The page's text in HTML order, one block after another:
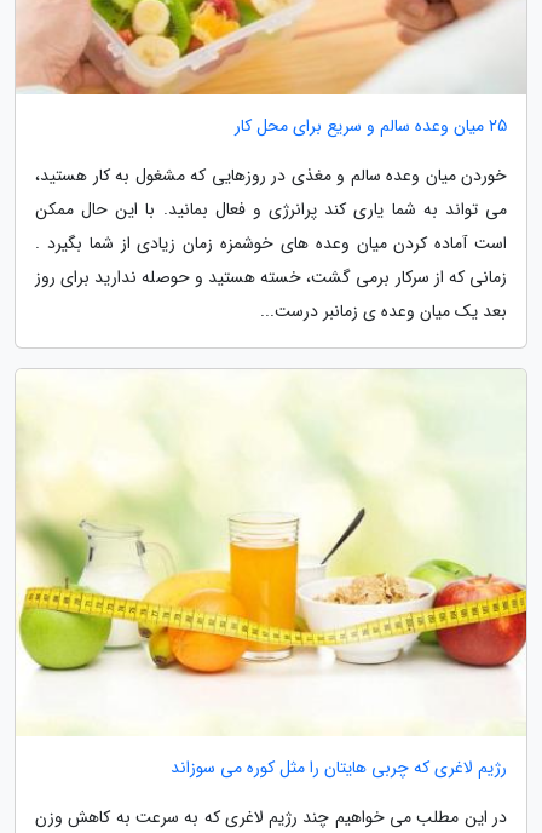
25 میان وعده سالم و سریع برای محل کار
خوردن میان وعده سالم و مغذی در روزهایی که مشغول به کار هستید،
می تواند به شما یاری کند پرانرژی و فعال بمانید. با این حال ممکن
است آماده کردن میان وعده های خوشمزه زمان زیادی از شما بگیرد .
زمانی که از سرکار برمی گشت، خسته هستید و حوصله ندارید برای روز
بعد یک میان وعده ی زمانبر درست...
رژیم لاغری که چربی هایتان را مثل کوره می سوزاند
در این مطلب می خواهیم چند رژیم لاغری که به سرعت به کاهش وزن